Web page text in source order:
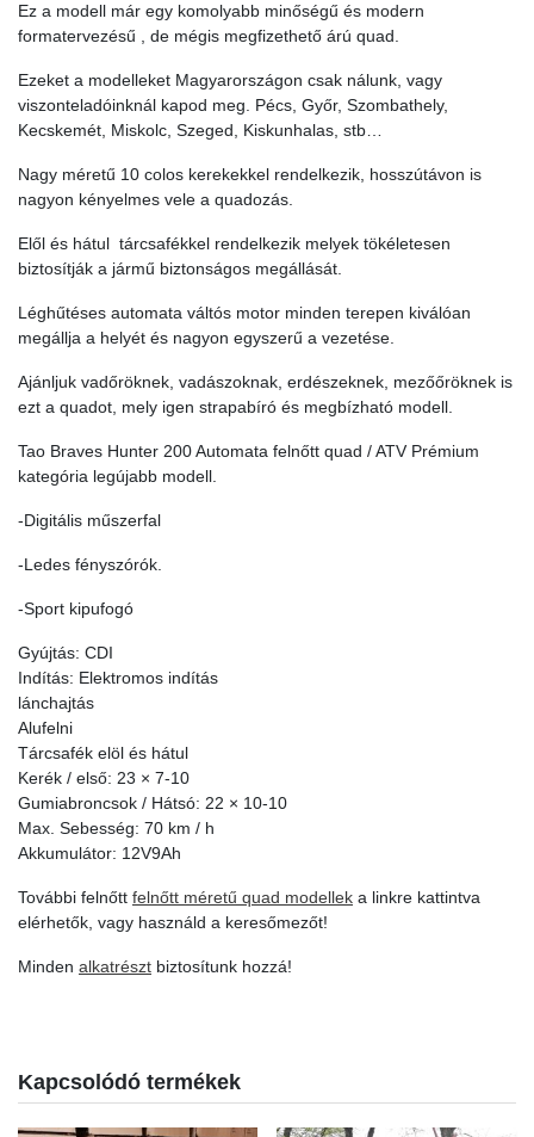
Ez a modell már egy komolyabb minőségű és modern
formatervezésű , de mégis megfizethető árú quad.
Ezeket a modelleket Magyarországon csak nálunk, vagy
viszonteladóinknál kapod meg. Pécs, Győr, Szombathely,
Kecskemét, Miskolc, Szeged, Kiskunhalas, stb…
Nagy méretű 10 colos kerekekkel rendelkezik, hosszútávon is
nagyon kényelmes vele a quadozás.
Elől és hátul tárcsafékkel rendelkezik melyek tökéletesen
biztosítják a jármű biztonságos megállását.
Léghűtéses automata váltós motor minden terepen kiválóan
megállja a helyét és nagyon egyszerű a vezetése.
Ajánljuk vadőröknek, vadászoknak, erdészeknek, mezőőröknek is
ezt a quadot, mely igen strapabíró és megbízható modell.
Tao Braves Hunter 200 Automata felnőtt quad / ATV Prémium
kategória legújabb modell.
-Digitális műszerfal
-Ledes fényszórók.
-Sport kipufogó
Gyújtás: CDI
Indítás: Elektromos indítás
lánchajtás
Alufelni
Tárcsafék elöl és hátul
Kerék / első: 23 × 7-10
Gumiabroncsok / Hátsó: 22 × 10-10
Max. Sebesség: 70 km / h
Akkumulátor: 12V9Ah
További felnőtt felnőtt méretű quad modellek a linkre kattintva
elérhetők, vagy használd a keresőmezőt!
Minden alkatrészt biztosítunk hozzá!
Kapcsolódó termékek